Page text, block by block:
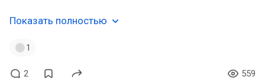
Показать полностью
1
2 559